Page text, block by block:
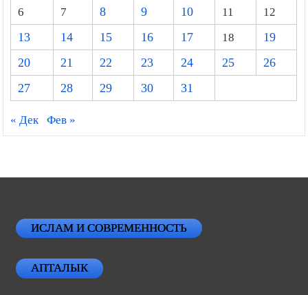
6
7 8 9 10 11
12
13
14 15 16 17 18
19
20
21 22 23 24 25
26
27
28 29 30 31
« Дек Фев »
ИСЛАМ И СОВРЕМЕННОСТЬ
АПТАЛЫК